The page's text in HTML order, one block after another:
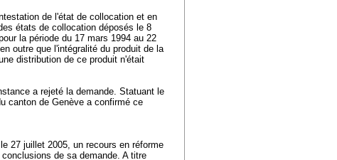
de l'état de collocation et en
états de collocation déposés le 8
la période du 17 mars 1994 au 22
outre que l'intégralité du produit de la
distribution de ce produit n'était
a rejeté la demande. Statuant le
canton de Genève a confirmé ce
27 juillet 2005, un recours en réforme
de sa demande. A titre